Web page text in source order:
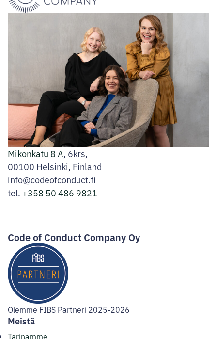
Mikonkatu 8 A, 6krs,
00100 Helsinki, Finland
info@codeofconduct.fi
tel. +358 50 486 9821
Code of Conduct Company Oy
Olemme FIBS Partneri 2025-2026
Meistä
Tarinamme